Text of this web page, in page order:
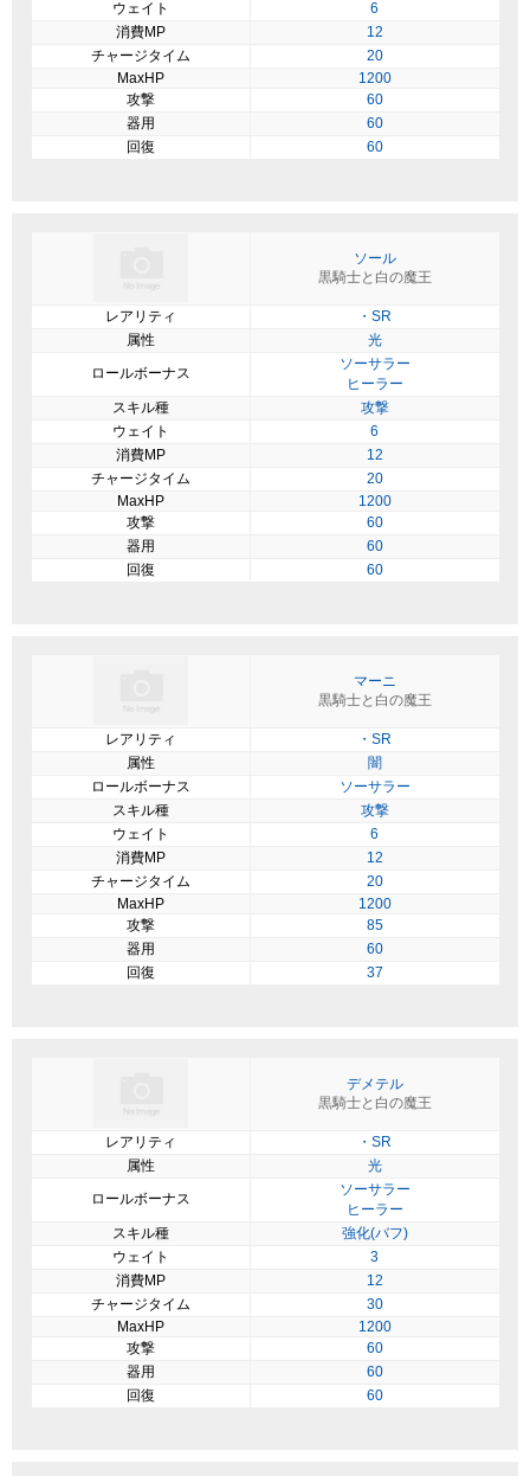
ウェイト
6
消費MP
12
チャージタイム
20
MaxHP
1200
攻撃
60
器用
60
回復
60
ソール
黒騎士と白の魔王
レアリティ
・SR
属性
光
ロールボーナス
ソーサラー
ヒーラー
スキル種
攻撃
ウェイト
6
消費MP
12
チャージタイム
20
MaxHP
1200
攻撃
60
器用
60
回復
60
マーニ
黒騎士と白の魔王
レアリティ
・SR
属性
闇
ロールボーナス
ソーサラー
スキル種
攻撃
ウェイト
6
消費MP
12
チャージタイム
20
MaxHP
1200
攻撃
85
器用
60
回復
37
デメテル
黒騎士と白の魔王
レアリティ
・SR
属性
光
ロールボーナス
ソーサラー
ヒーラー
スキル種
強化(バフ)
ウェイト
3
消費MP
12
チャージタイム
30
MaxHP
1200
攻撃
60
器用
60
回復
60